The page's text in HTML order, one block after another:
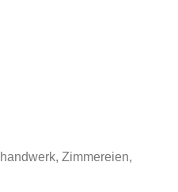
Zimmereien,